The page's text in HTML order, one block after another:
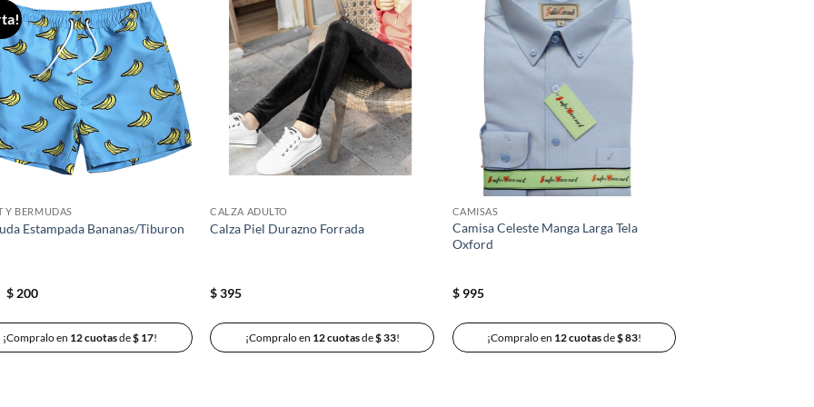
Añadir
a la
lista de
deseos
Y BERMUDAS
Estampada Bananas/Tiburon
El
$ 420.
$ 200El
es:
$ 200.
¡Compralo en 12 cuotasde$ 17!
Añadir
a la
lista de
deseos
CALZA ADULTO
Calza Piel Durazno Forrada
$395
¡Compralo en 12 cuotasde$33!
Añadir
deseos
CAMISAS
Camisa Celeste Manga Larga Tela
Oxford
$995
¡Compralo en 12 cuotasde$83!